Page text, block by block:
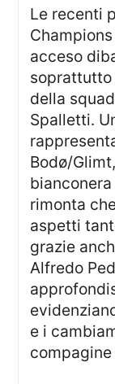
Le recenti prestazioni della Juventus in
acceso
soprattutto
della
Spalletti.
Bodø/
rimonta
aspetti
grazie
Alfredo
e i